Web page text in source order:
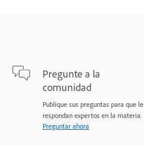
Pregunte a la
comunidad
Publique sus preguntas para que le
respondan expertos en la materia.
Preguntar ahora